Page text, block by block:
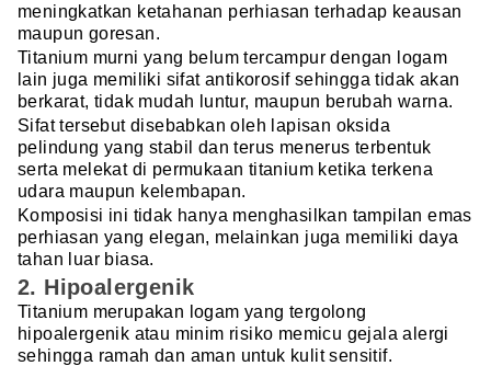
meningkatkan ketahanan perhiasan terhadap keausan
maupun goresan.
Titanium murni yang belum tercampur dengan logam
lain juga memiliki sifat antikorosif sehingga tidak akan
berkarat, tidak mudah luntur, maupun berubah warna.
Sifat tersebut disebabkan oleh lapisan oksida
pelindung yang stabil dan terus menerus terbentuk
serta melekat di permukaan titanium ketika terkena
udara maupun kelembapan.
Komposisi ini tidak hanya menghasilkan tampilan emas
perhiasan yang elegan, melainkan juga memiliki daya
tahan luar biasa.
2. Hipoalergenik
Titanium merupakan logam yang tergolong
hipoalergenik atau minim risiko memicu gejala alergi
sehingga ramah dan aman untuk kulit sensitif.